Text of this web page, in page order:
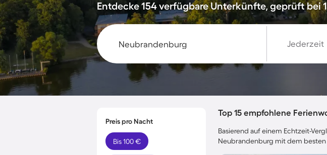
Entdecke 154 verfügbare Unterkünfte, geprüft bei
Jederzeit
Preis pro Nacht
Bis 100 €
Top 15 empfohlene
Basierend auf einem Echtzeit-
Neubrandenburg mit dem besten